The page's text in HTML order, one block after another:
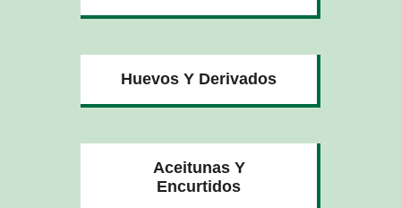
Huevos Y Derivados
Aceitunas Y
Encurtidos